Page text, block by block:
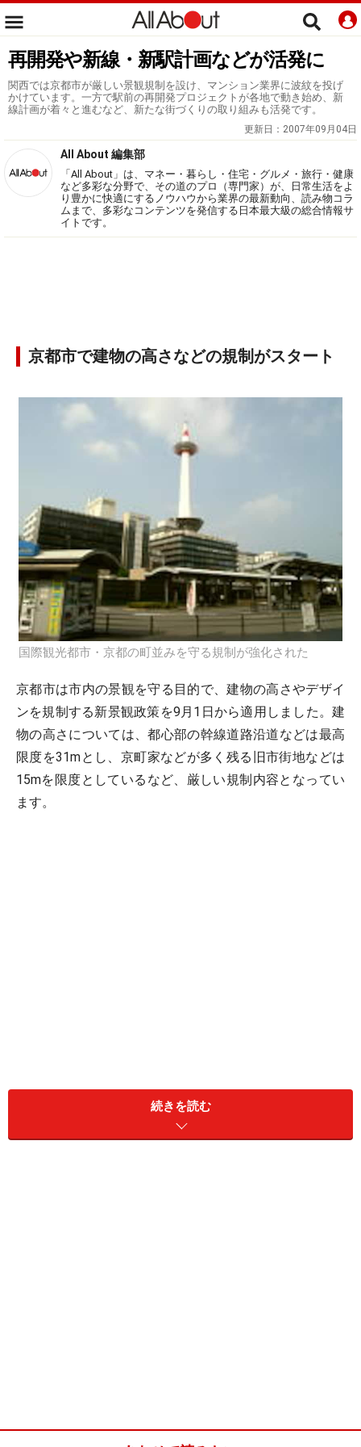
再開発や新線・新駅計画などが活発に
関西では京都市が厳しい景観規制を設け、マンション業界に波紋を投げ
かけています。一方で駅前の再開発プロジェクトが各地で動き始め、新
線計画が着々と進むなど、新たな街づくりの取り組みも活発です。
更新日： 2007年09月04日
All About 編集部
「All About」は、マネー・暮らし・住宅・グルメ・旅行・健康
など多彩な分野で、その道のプロ（専門家）が、日常生活をよ
り豊かに快適にするノウハウから業界の最新動向、読み物コラ
ムまで、多彩なコンテンツを発信する日本最大級の総合情報サ
イトです。
京都市で建物の高さなどの規制がスタート
国際観光都市・京都の町並みを守る規制が強化された
京都市は市内の景観を守る目的で、建物の高さやデザイ
ンを規制する新景観政策を9月1日から適用しました。建
物の高さについては、都心部の幹線道路沿道などは最高
限度を31mとし、京町家などが多く残る旧市街地などは
15mを限度としているなど、厳しい規制内容となってい
ます。
また建物のデザインについては、京町家が多く残る地区
を美観地区に指定して歴史的な景観や風情ある町並みを
保全する基準を定めるなど、市街地のほぼ全域で地区の
続きを読む